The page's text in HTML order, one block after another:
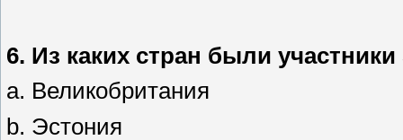
6. Из каких стран были
a. Великобритания
b. Эстония